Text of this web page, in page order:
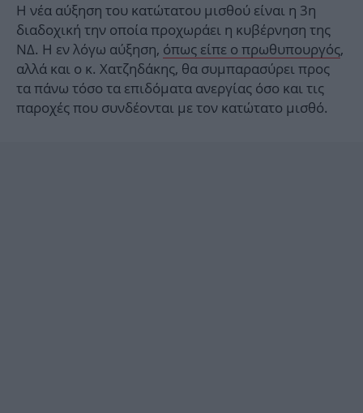
Η νέα αύξηση του κατώτατου μισθού είναι η 3η
διαδοχική την οποία προχωράει η κυβέρνηση της
ΝΔ. Η εν λόγω αύξηση, όπως είπε ο πρωθυπουργός,
αλλά και ο κ. Χατζηδάκης, θα συμπαρασύρει προς
τα πάνω τόσο τα επιδόματα ανεργίας όσο και τις
παροχές που συνδέονται με τον κατώτατο μισθό.